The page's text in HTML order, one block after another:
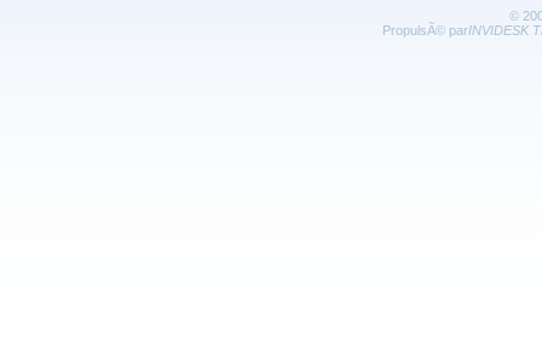
©
PropulsÃ© parINVIDESK